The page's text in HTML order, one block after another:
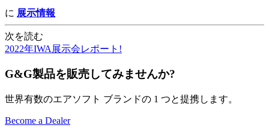
に 展示情報
次を読む
2022年IWA展示会レポート!
G&G製品を販売してみませんか?
世界有数のエアソフト ブランドの 1 つと提携します。
Become a Dealer